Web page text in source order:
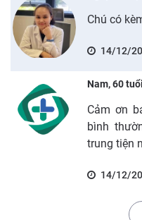
Chú có
14/12/
Nam, 60 tuổi
Cảm ơn
bình
trung tiện
14/12/